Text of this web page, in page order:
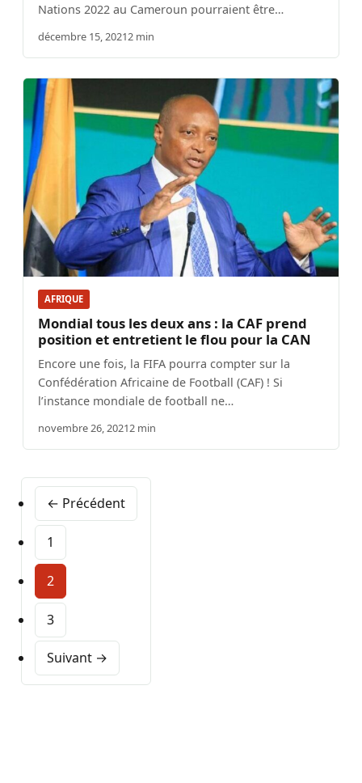
Nations 2022 au Cameroun pourraient être…
décembre 15, 20212 min
AFRIQUE
Mondial tous les deux ans : la CAF prend
position et entretient le flou pour la CAN
Encore une fois, la FIFA pourra compter sur la
Confédération Africaine de Football (CAF) ! Si
l’instance mondiale de football ne…
novembre 26, 20212 min
← Précédent
1
2
3
Suivant →